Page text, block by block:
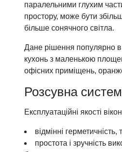
паралельними глухим
простору, може бути
більше сонячного світла.
Дане рішення популярно в
кухонь з маленькою
офісних приміщень,
Розсувна
Експлуатаційні якості
відмінні
простота і зручність